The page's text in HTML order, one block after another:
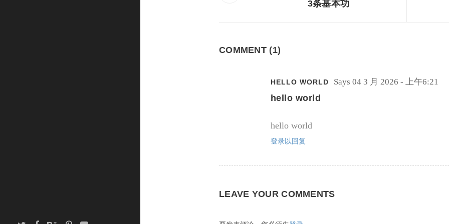
3条基本功
COMMENT (1)
HELLO WORLD Says 04 3 月 2026 - 上午6:21
hello world
hello world
登录以回复
LEAVE YOUR COMMENTS